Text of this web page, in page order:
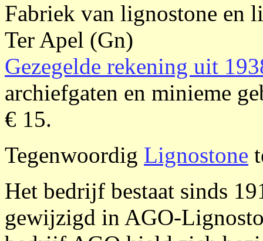
Fabriek van lignostone en
Ter Apel (Gn)
Gezegelde rekening uit
archiefgaten en minieme
€ 15.
Tegenwoordig Lignostone
Het bedrijf bestaat sinds
gewijzigd in AGO-